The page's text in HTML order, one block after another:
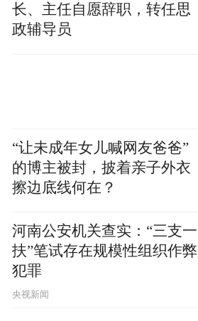
长、主任自愿辞职，转任思
政辅导员
“让未成年女儿喊网友爸爸”
的博主被封，披着亲子外衣
擦边底线何在？
河南公安机关查实：“三支一
扶”笔试存在规模性组织作弊
犯罪
央视新闻